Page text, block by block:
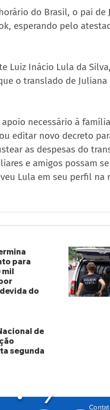
do Brasil, o pai de
esperando pelo
Luiz Inácio Lula da
o translado de Juliana
necessário à
editar novo decreto
as despesas do
e amigos possam
Lula em seu perfil na
para
mil
do
de
segunda